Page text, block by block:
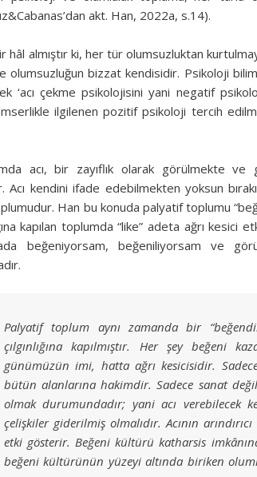
akt. Han, 2022a, s.14).
hâl almıştır ki, her tür olumsuzluktan
ise olumsuzluğun bizzat kendisidir. Psikoloji
‘acı çekme psikolojisini yani negatif
ilgilenen pozitif psikoloji tercih
acı, bir zayıflık olarak görülmekte
Acı kendini ifade edebilmekten yoksun
Han bu konuda palyatif toplumu
kapılan toplumda “like” adeta ağrı
beğeniyorsam, beğeniliyorsam ve
Palyatif toplum aynı zamanda bir
çılgınlığına kapılmıştır. Her şey beğeni
günümüzün imi, hatta ağrı kesicisidir.
bütün alanlarına hakimdir. Sadece sanat
olmak durumundadır; yani acı verebilecek
çelişkiler giderilmiş olmalıdır. Acının
etki gösterir. Beğeni kültürü katharsis
beğeni kültürünün yüzeyi altında biriken